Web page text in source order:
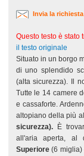
Invia la
Questo testo è stato
il testo originale
Situato in un borgo
di uno splendido
(alta sicurezza). Il
Tutte le 14 camere
e cassaforte.
altopiano della più
sicurezza).È
all'aria aperta, al
Superiore(6 miglia)